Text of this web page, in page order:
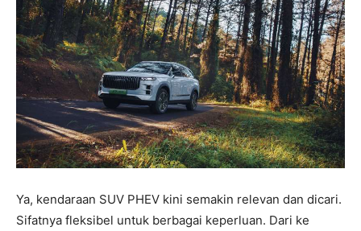
Ya, kendaraan SUV PHEV kini semakin relevan dan dicari.
Sifatnya fleksibel untuk berbagai keperluan. Dari ke